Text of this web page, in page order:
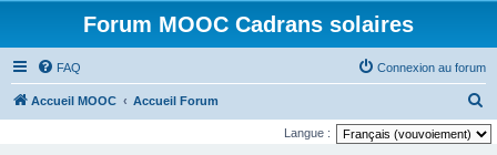
Forum MOOC Cadrans solaires
FAQ Connexion au forum
Accueil MOOC Accueil Forum
e
Langue :